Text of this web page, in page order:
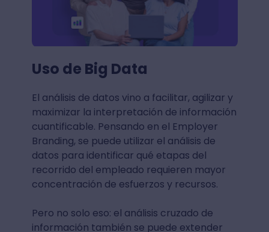
Uso de Big Data
El análisis de datos vino a facilitar, agilizar y
maximizar la interpretación de información
cuantificable. Pensando en el Employer
Branding, se puede utilizar el análisis de
datos para identificar qué etapas del
recorrido del empleado requieren mayor
concentración de esfuerzos y recursos.
Pero no solo eso: el análisis cruzado de
información también se puede extender